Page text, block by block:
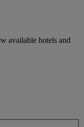
available hotels and